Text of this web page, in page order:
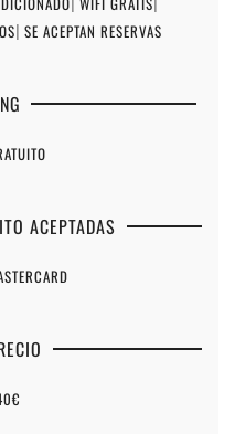
| SE ACEPTAN RESERVAS
ACEPTADAS